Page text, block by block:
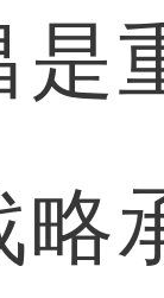
是
略